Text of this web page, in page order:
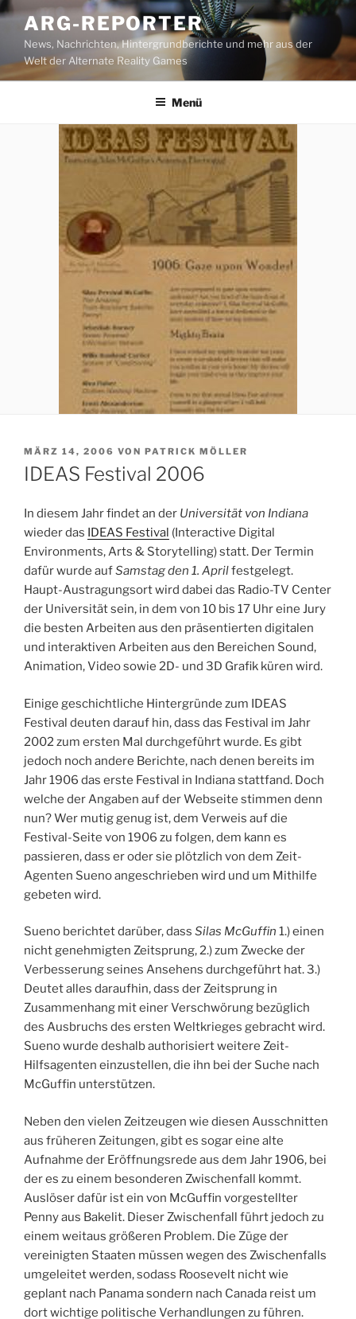
Zum
Inhalt
springen
ARG-REPORTER
News, Nachrichten, Hintergrundberichte und mehr aus der
Welt der Alternate Reality Games
Menü
VERÖFFENTLICHT
AM
MÄRZ 14, 2006 VON PATRICK MÖLLER
IDEAS Festival 2006
In diesem Jahr findet an der Universität von Indiana
wieder das IDEAS Festival (Interactive Digital
Environments, Arts & Storytelling) statt. Der Termin
dafür wurde aufSamstag den 1. Aprilfestgelegt.
Haupt-Austragungsort wird dabei das Radio-TV Center
der Universität sein, in dem von 10 bis 17 Uhr eine Jury
die besten Arbeiten aus den präsentierten digitalen
und interaktiven Arbeiten aus den Bereichen Sound,
Animation, Video sowie 2D- und 3D Grafik küren wird.
Einige geschichtliche Hintergründe zum IDEAS
Festival deuten darauf hin, dass das Festival im Jahr
2002 zum ersten Mal durchgeführt wurde. Es gibt
jedoch noch andere Berichte, nach denen bereits im
Jahr 1906 das erste Festival in Indiana stattfand. Doch
welche der Angaben auf der Webseite stimmen denn
nun? Wer mutig genug ist, dem Verweis auf die
Festival-Seite von 1906 zu folgen, dem kann es
passieren, dass er oder sie plötzlich von dem Zeit-
Agenten Sueno angeschrieben wird und um Mithilfe
gebeten wird.
Sueno berichtet darüber, dass Silas McGuffin 1.) einen
nicht genehmigten Zeitsprung, 2.) zum Zwecke der
Verbesserung seines Ansehens durchgeführt hat. 3.)
Deutet alles daraufhin, dass der Zeitsprung in
Zusammenhang mit einer Verschwörung bezüglich
des Ausbruchs des ersten Weltkrieges gebracht wird.
Sueno wurde deshalb authorisiert weitere Zeit-
Hilfsagenten einzustellen, die ihn bei der Suche nach
McGuffin unterstützen.
Neben den vielen Zeitzeugen wie diesen Ausschnitten
aus früheren Zeitungen, gibt es sogar eine alte
Aufnahme der Eröffnungsrede aus dem Jahr 1906, bei
der es zu einem besonderen Zwischenfall kommt.
Auslöser dafür ist ein von McGuffin vorgestellter
Penny aus Bakelit. Dieser Zwischenfall führt jedoch zu
einem weitaus größeren Problem. Die Züge der
vereinigten Staaten müssen wegen des Zwischenfalls
umgeleitet werden, sodass Roosevelt nicht wie
geplant nach Panama sondern nach Canada reist um
dort wichtige politische Verhandlungen zu führen.